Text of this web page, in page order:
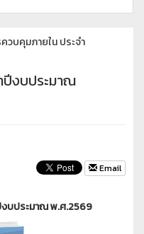
วบคุมภายใน ประจำ
ปีงบประมาณ
Email
งบประมาณ พ.ศ.2569